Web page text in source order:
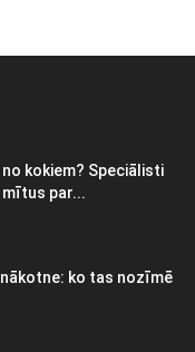
kokiem? Speciālisti
par...
ko tas nozīmē